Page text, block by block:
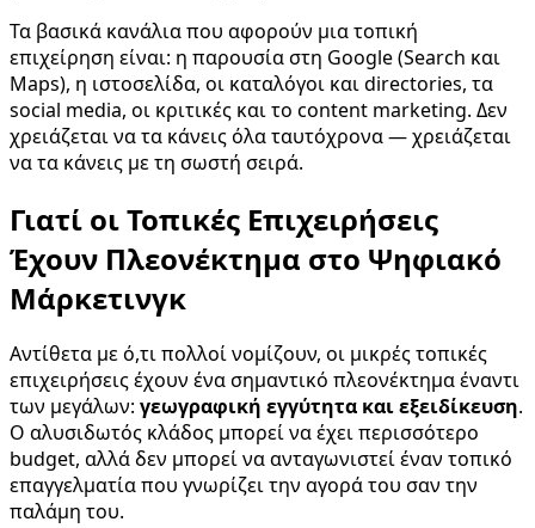
Τα βασικά κανάλια που αφορούν μια τοπική
επιχείρηση είναι: η παρουσία στη Google (Search και
Maps), η ιστοσελίδα, οι καταλόγοι και directories, τα
social media, οι κριτικές και το content marketing. Δεν
χρειάζεται να τα κάνεις όλα ταυτόχρονα — χρειάζεται
να τα κάνεις με τη σωστή σειρά.
Γιατί οι Τοπικές Επιχειρήσεις
Έχουν Πλεονέκτημα στο Ψηφιακό
Μάρκετινγκ
Αντίθετα με ό,τι πολλοί νομίζουν, οι μικρές τοπικές
επιχειρήσεις έχουν ένα σημαντικό πλεονέκτημα έναντι
των μεγάλων: γεωγραφική εγγύτητα και εξειδίκευση.
Ο αλυσιδωτός κλάδος μπορεί να έχει περισσότερο
budget, αλλά δεν μπορεί να ανταγωνιστεί έναν τοπικό
επαγγελματία που γνωρίζει την αγορά του σαν την
παλάμη του.